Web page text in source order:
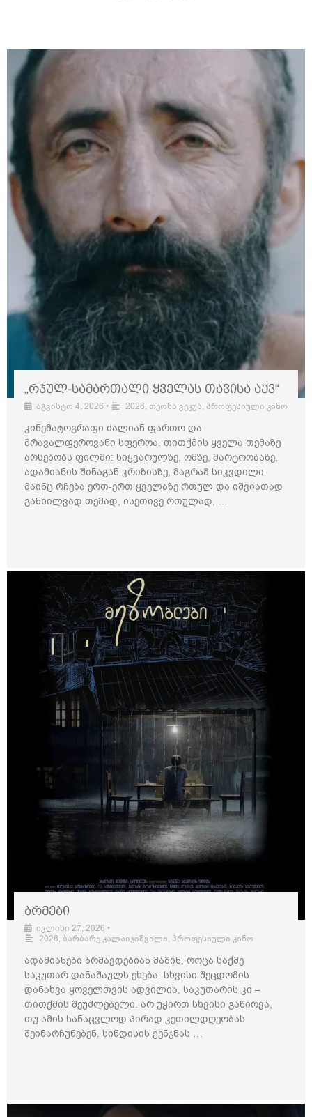
„რჯულ-სამართალი ყველას თავისა აქვ“
აგვისტო 4, 2026 • 2026, თეონა ვეკუა, პროფესიული კინო
კინემატოგრაფი ძალიან ფართო და
მრავალფეროვანი სფეროა. თითქმის ყველა თემაზე
არსებობს ფილმი: სიყვარულზე, ომზე, მარტოობაზე,
ადამიანის შინაგან კრიზისზე, მაგრამ სიკვდილი
მაინც რჩება ერთ-ერთ ყველაზე რთულ და იშვიათად
განხილვად თემად, ისეთივე რთულად, …
ბრმები
ივლისი 27, 2026 •
2026, ბარბარე კალაიჯიშვილი, პროფესიული კინო
ადამიანები ბრმავდებიან მაშინ, როცა საქმე
საკუთარ დანაშაულს ეხება. სხვისი შეცდომის
დანახვა ყოველთვის ადვილია, საკუთარის კი –
თითქმის შეუძლებელი. არ უჭირთ სხვისი გაწირვა,
თუ ამის სანაცვლოდ პირად კეთილდღეობას
შეინარჩუნებენ. სინდისის ქენჯნას …